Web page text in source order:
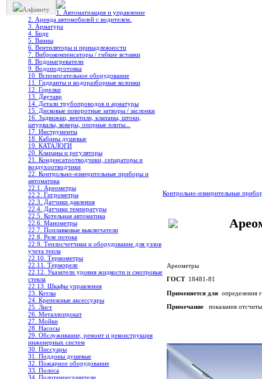
Алфавиту
1. Автоматизация и управление
2. Аренда автомобилей с водителем.
3. Арматура
4. Биде
5. Ванны
6. Вентиляторы и принадлежности
7. Виброкомпенсаторы / гибкие вставки
8. Водонагреватели
9. Водоподготовка
10. Вспомогательное оборудование
11. Гидранты и водоразборные колонки
12. Горелки
13. Двутавр
14. Детали трубопроводов и арматуры
15. Дисковые поворотные затворы / заслонки
16. Задвижки, вентили, клапаны, штоки,
штурвалы, коверы, опорные плиты...
17. Инструменты
18. Кабины душевые
19. КАТАЛОГИ
20. Клапаны и регуляторы
21. Конденсатоотводчики, сепараторы и
воздухоотводчики
22. Контрольно-измерительные приборы и
автоматика
22.1. Ареометры
22.2. Гигрометры
22.3. Датчики давления
22.4. Датчики температуры
22.5. Котельная автоматика
22.6. Манометры
22.7. Поплавковые выключатели
22.8. Реле потока
22.9. Теплосчетчики и оборудование для узлов
учета тепла
22.10. Термометры
22.11. Термореле
22.12. Указатели уровня жидкости и смотровые
стекла
22.13. Шкафы управления
23. Котлы
24. Крепежные аксессуары
25. Лист
26. Металлопрокат
27. Мойки
28. Насосы
29. Обслуживание, ремонт и реконструкция
инженерных систем
30. Писсуары
31. Поддоны душевые
32. Пожарное оборудование
33. Полоса
34. Полотенцесушители
Контрольно-измерительные
Ареометры
ГОСТ18481-81
Применяется для определения
Примечание показания